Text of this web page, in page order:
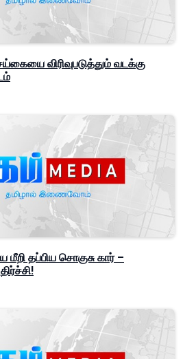
விரிவுபடுத்தும் வடக்கு
தப்பிய சொகுசு கார் –